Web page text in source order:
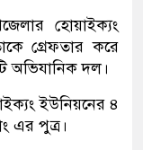
হোয়াইক্যং
গ্রেফতার করে
অভিযানিক দল।
ইউনিয়নের ৪
এর পুত্র।